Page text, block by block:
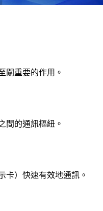
關重要的作用。
間的通訊樞紐。
卡）快速有效地通訊。